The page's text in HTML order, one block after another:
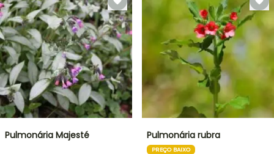
Pulmonária Majesté Pulmonária rubra
PREÇO BAIXO